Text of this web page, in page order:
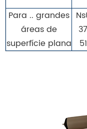
Para .. grandes
áreas de
superfície plana